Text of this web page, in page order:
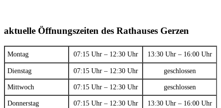
aktuelle Öffnungszeiten des Rathauses Gerzen
Montag 07:15 Uhr – 12:30 Uhr 13:30 Uhr – 16:00 Uhr
Dienstag 07:15 Uhr – 12:30 Uhr geschlossen
Mittwoch 07:15 Uhr – 12:30 Uhr geschlossen
Donnerstag 07:15 Uhr – 12:30 Uhr 13:30 Uhr – 16:00 Uhr